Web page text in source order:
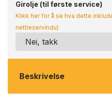
Girolje (til første service)
Klikk her for å se hva dette
nettleservindu)
Beskrivelse